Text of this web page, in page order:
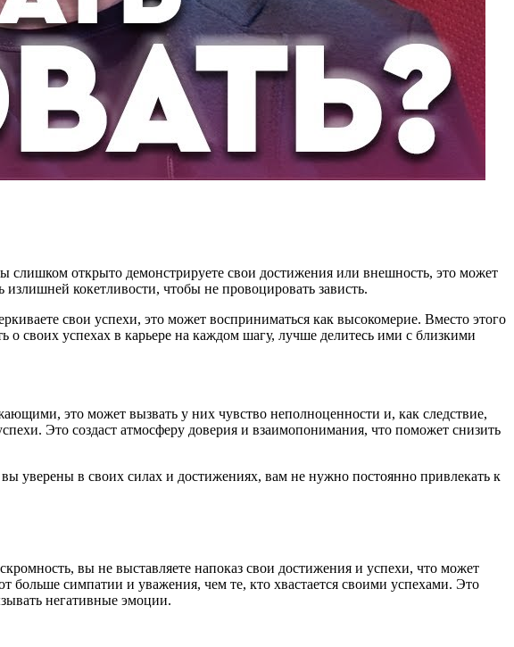
открыто демонстрируете свои достижения или внешность, это может
кокетливости, чтобы не провоцировать зависть.
свои успехи, это может восприниматься как высокомерие. Вместо этого
о своих успехах в карьере на каждом шагу, лучше делитесь ими с близкими
это может вызвать у них чувство неполноценности и, как следствие,
Это создаст атмосферу доверия и взаимопонимания, что поможет снизить
уверены в своих силах и достижениях, вам не нужно постоянно привлекать к
вы не выставляете напоказ свои достижения и успехи, что может
симпатии и уважения, чем те, кто хвастается своими успехами. Это
негативные эмоции.